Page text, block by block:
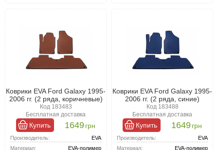
Коврики EVA Ford Galaxy 1995-
2006 гг. (2 ряда, коричневые)
Код 183483
Бесплатная доставка
Купить 1649грн
Производитель:
EVA
Материал:
EVA-полимер
Коврики EVA Ford Galaxy 1995-
2006 гг. (2 ряда, синие)
Код 183488
Бесплатная доставка
Купить 1649грн
Производитель:
EVA
Материал:
EVA-полимер